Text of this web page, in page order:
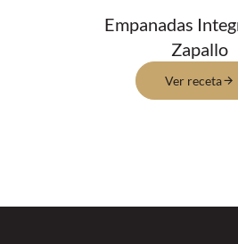
Empanadas
Zapallo
Ver receta